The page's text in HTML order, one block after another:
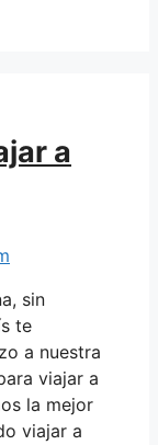
a
sin
te
a nuestra
viajar a
la mejor
viajar a